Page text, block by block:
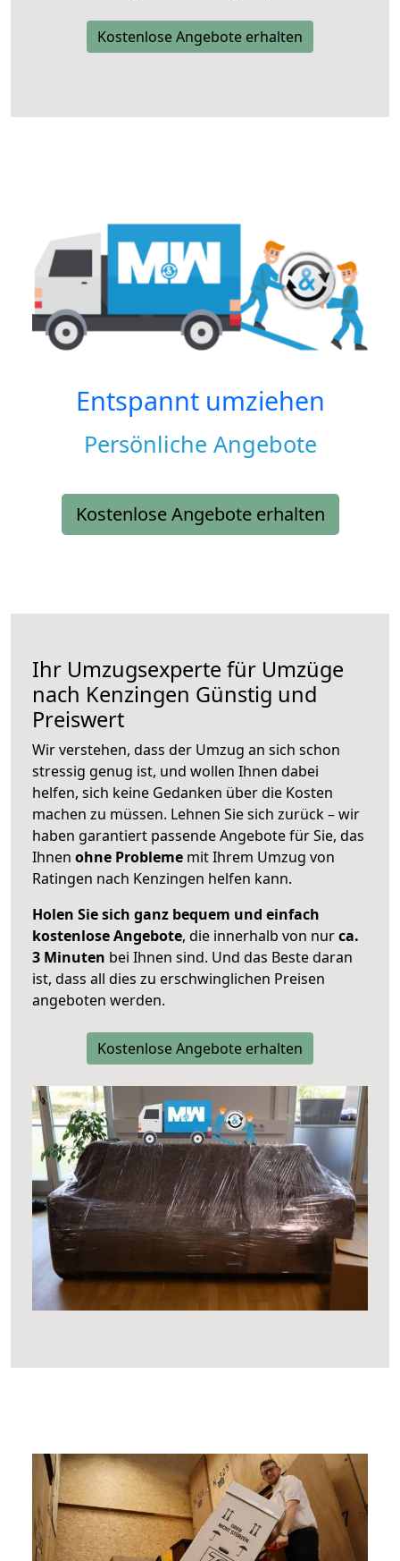
Kostenlose Angebote erhalten
Entspannt umziehen
Persönliche Angebote
Kostenlose Angebote erhalten
Ihr Umzugsexperte für Umzüge
nach Kenzingen Günstig und
Preiswert
Wir verstehen, dass der Umzug an sich schon
stressig genug ist, und wollen Ihnen dabei
helfen, sich keine Gedanken über die Kosten
machen zu müssen. Lehnen Sie sich zurück – wir
haben garantiert passende Angebote für Sie, das
Ihnen ohne Probleme mit Ihrem Umzug von
Ratingen nach Kenzingen helfen kann.
Holen Sie sich ganz bequem und einfach
kostenlose Angebote, die innerhalb von nurca.
3 Minuten bei Ihnen sind. Und das Beste daran
ist, dass all dies zu erschwinglichen Preisen
angeboten werden.
Kostenlose Angebote erhalten